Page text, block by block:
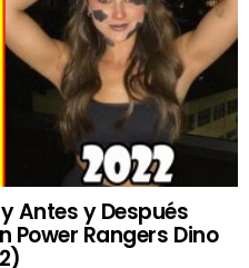
Antes y Después
Power Rangers Dino